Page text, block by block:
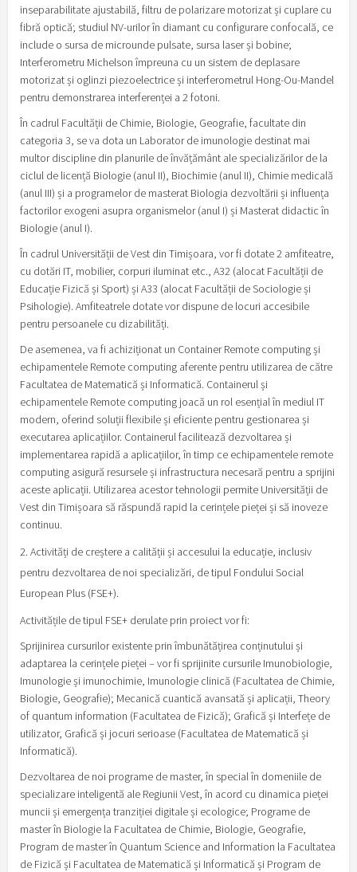
inseparabilitate ajustabilă, filtru de polarizare motorizat și cuplare cu
fibră optică; studiul NV-urilor în diamant cu configurare confocală, ce
include o sursa de microunde pulsate, sursa laser și bobine;
Interferometru Michelson împreuna cu un sistem de deplasare
motorizat și oglinzi piezoelectrice și interferometrul Hong-Ou-Mandel
pentru demonstrarea interferenței a 2 fotoni.
În cadrul Facultății de Chimie, Biologie, Geografie, facultate din
categoria 3, se va dota un Laborator de imunologie destinat mai
multor discipline din planurile de învățământ ale specializărilor de la
ciclul de licență Biologie (anul II), Biochimie (anul II), Chimie medicală
(anul III) și a programelor de masterat Biologia dezvoltării și influența
factorilor exogeni asupra organismelor (anul I) și Masterat didactic în
Biologie (anul I).
În cadrul Universității de Vest din Timișoara, vor fi dotate 2 amfiteatre,
cu dotări IT, mobilier, corpuri iluminat etc., A32 (alocat Facultății de
Educație Fizică și Sport) și A33 (alocat Facultății de Sociologie și
Psihologie). Amfiteatrele dotate vor dispune de locuri accesibile
pentru persoanele cu dizabilități.
De asemenea, va fi achiziționat un Container Remote computing și
echipamentele Remote computing aferente pentru utilizarea de către
Facultatea de Matematică și Informatică. Containerul și
echipamentele Remote computing joacă un rol esențial în mediul IT
modern, oferind soluții flexibile și eficiente pentru gestionarea și
executarea aplicațiilor. Containerul facilitează dezvoltarea și
implementarea rapidă a aplicațiilor, în timp ce echipamentele remote
computing asigură resursele și infrastructura necesară pentru a sprijini
aceste aplicații. Utilizarea acestor tehnologii permite Universității de
Vest din Timișoara să răspundă rapid la cerințele pieței și să inoveze
continuu.
Activități de creștere a calității și accesului la educație, inclusiv
pentru dezvoltarea de noi specializări, de tipul Fondului Social
European Plus (FSE+).
Activitățile de tipul FSE+ derulate prin proiect vor fi:
Sprijinirea cursurilor existente prin îmbunătățirea conținutului și
adaptarea la cerințele pieței – vor fi sprijinite cursurile Imunobiologie,
Imunologie și imunochimie, Imunologie clinică (Facultatea de Chimie,
Biologie, Geografie); Mecanică cuantică avansată și aplicații, Theory
of quantum information (Facultatea de Fizică); Grafică și Interfețe de
utilizator, Grafică și jocuri serioase (Facultatea de Matematică și
Informatică).
Dezvoltarea de noi programe de master, în special în domeniile de
specializare inteligentă ale Regiunii Vest, în acord cu dinamica pieței
muncii și emergența tranziției digitale și ecologice; Programe de
master în Biologie la Facultatea de Chimie, Biologie, Geografie,
Program de master în Quantum Science and Information la Facultatea
de Fizică și Facultatea de Matematică și Informatică și Program de